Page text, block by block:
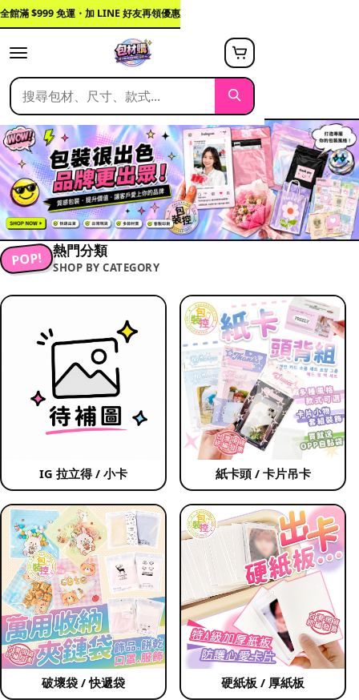
全館滿 $999 免運・加 LINE 好友再領優惠
POP! 熱門分類
SHOP BY CATEGORY
IG 拉立得 / 小卡 紙卡頭 / 卡片吊卡
破壞袋 / 快遞袋 硬紙板 / 厚紙板